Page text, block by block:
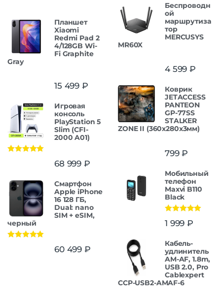
Планшет
Xiaomi
Redmi Pad 2
4/128GB Wi-
Fi Graphite
Gray
15 499 ₽
Игровая
консоль
PlayStation 5
Slim (CFI-
2000 A01)
68 999 ₽
Смартфон
Apple iPhone
16 128 ГБ,
Dual: nano
SIM + eSIM,
черный
60 499 ₽
Беспроводн
ой
маршрутиза
тор
MERCUSYS
MR60X
4 599 ₽
Коврик
JETACCESS
PANTEON
GP-77SS
STALKER
ZONE II (360x280x3мм)
799₽
Мобильный
телефон
Maxvi B110
Black
из 5
1 999 ₽
Кабель-
удлинитель
AM-AF, 1.8m,
USB 2.0, Pro
Cablexpert
CCP-USB2-AMAF-6